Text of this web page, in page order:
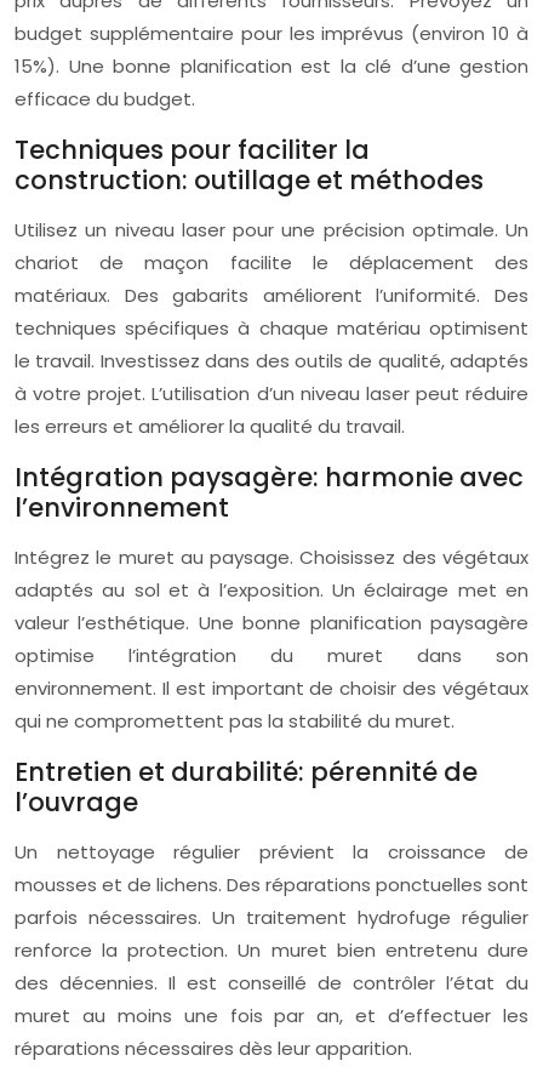
budget supplémentaire pour les imprévus (environ 10 à
15%). Une bonne planification est la clé d’une gestion
efficace du budget.
Techniques pour faciliter la
construction: outillage et méthodes
Utilisez un niveau laser pour une précision optimale. Un
chariot de maçon facilite le déplacement des
matériaux. Des gabarits améliorent l’uniformité. Des
techniques spécifiques à chaque matériau optimisent
le travail. Investissez dans des outils de qualité, adaptés
à votre projet. L’utilisation d’un niveau laser peut réduire
les erreurs et améliorer la qualité du travail.
Intégration paysagère: harmonie avec
l’environnement
Intégrez le muret au paysage. Choisissez des végétaux
adaptés au sol et à l’exposition. Un éclairage met en
valeur l’esthétique. Une bonne planification paysagère
optimise l’intégration du muret dans son
environnement. Il est important de choisir des végétaux
qui ne compromettent pas la stabilité du muret.
Entretien et durabilité: pérennité de
l’ouvrage
Un nettoyage régulier prévient la croissance de
mousses et de lichens. Des réparations ponctuelles sont
parfois nécessaires. Un traitement hydrofuge régulier
renforce la protection. Un muret bien entretenu dure
des décennies. Il est conseillé de contrôler l’état du
muret au moins une fois par an, et d’effectuer les
réparations nécessaires dès leur apparition.